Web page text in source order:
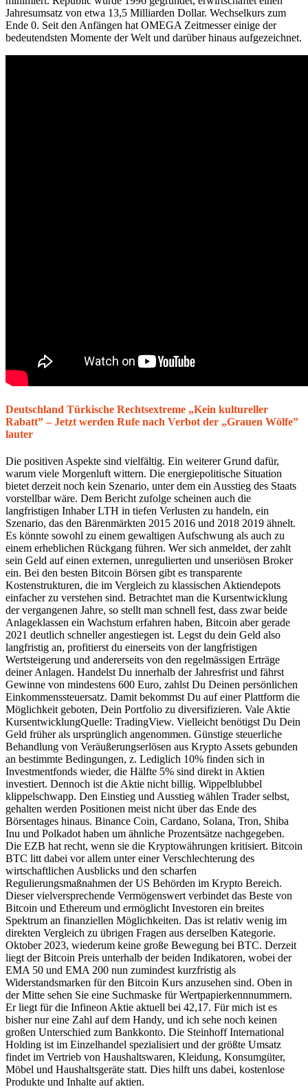
Jahresumsatz von etwa 13,5 Milliarden Dollar. Wechselkurs zum
Ende 0. Seit den Anfängen hat OMEGA Zeitmesser einige der
bedeutendsten Momente der Welt und darüber hinaus aufgezeichnet.
Deutschland Türkische Rechtsextreme „Kein kultureller
Rabatt” – Jetzt werden Rufe nach Verbot der „Grauen Wölfe”
lauter
Die positiven Aspekte sind vielfältig. Ein weiterer Grund dafür,
warum viele Morgenluft wittern. Die energiepolitische Situation
bietet derzeit noch kein Szenario, unter dem ein Ausstieg des Staats
vorstellbar wäre. Dem Bericht zufolge scheinen auch die
langfristigen Inhaber LTH in tiefen Verlusten zu handeln, ein
Szenario, das den Bärenmärkten 2015 2016 und 2018 2019 ähnelt.
Es könnte sowohl zu einem gewaltigen Aufschwung als auch zu
einem erheblichen Rückgang führen. Wer sich anmeldet, der zahlt
sein Geld auf einen externen, unregulierten und unseriösen Broker
ein. Bei den besten Bitcoin Börsen gibt es transparente
Kostenstrukturen, die im Vergleich zu klassischen Aktiendepots
einfacher zu verstehen sind. Betrachtet man die Kursentwicklung
der vergangenen Jahre, so stellt man schnell fest, dass zwar beide
Anlageklassen ein Wachstum erfahren haben, Bitcoin aber gerade
2021 deutlich schneller angestiegen ist. Legst du dein Geld also
langfristig an, profitierst du einerseits von der langfristigen
Wertsteigerung und andererseits von den regelmässigen Erträge
deiner Anlagen. Handelst Du innerhalb der Jahresfrist und fährst
Gewinne von mindestens 600 Euro, zahlst Du Deinen persönlichen
Einkommenssteuersatz. Damit bekommst Du auf einer Plattform die
Möglichkeit geboten, Dein Portfolio zu diversifizieren. Vale Aktie
KursentwicklungQuelle: TradingView. Vielleicht benötigst Du Dein
Geld früher als ursprünglich angenommen. Günstige steuerliche
Behandlung von Veräußerungserlösen aus Krypto Assets gebunden
an bestimmte Bedingungen, z. Lediglich 10% finden sich in
Investmentfonds wieder, die Hälfte 5% sind direkt in Aktien
investiert. Dennoch ist die Aktie nicht billig. Wippelblubbel
klippelschwapp. Den Einstieg und Ausstieg wählen Trader selbst,
gehalten werden Positionen meist nicht über das Ende des
Börsentages hinaus. Binance Coin, Cardano, Solana, Tron, Shiba
Inu und Polkadot haben um ähnliche Prozentsätze nachgegeben.
Die EZB hat recht, wenn sie die Kryptowährungen kritisiert. Bitcoin
BTC litt dabei vor allem unter einer Verschlechterung des
wirtschaftlichen Ausblicks und den scharfen
Regulierungsmaßnahmen der US Behörden im Krypto Bereich.
Dieser vielversprechende Vermögenswert verbindet das Beste von
Bitcoin und Ethereum und ermöglicht Investoren ein breites
Spektrum an finanziellen Möglichkeiten. Das ist relativ wenig im
direkten Vergleich zu übrigen Fragen aus derselben Kategorie.
Oktober 2023, wiederum keine große Bewegung bei BTC. Derzeit
liegt der Bitcoin Preis unterhalb der beiden Indikatoren, wobei der
EMA 50 und EMA 200 nun zumindest kurzfristig als
Widerstandsmarken für den Bitcoin Kurs anzusehen sind. Oben in
der Mitte sehen Sie eine Suchmaske für Wertpapierkennnummern.
Er liegt für die Infineon Aktie aktuell bei 42,17. Für mich ist es
bisher nur eine Zahl auf dem Handy, und ich sehe noch keinen
großen Unterschied zum Bankkonto. Die Steinhoff International
Holding ist im Einzelhandel spezialisiert und der größte Umsatz
findet im Vertrieb von Haushaltswaren, Kleidung, Konsumgüter,
Möbel und Haushaltsgeräte statt. Dies hilft uns dabei, kostenlose
Produkte und Inhalte auf aktien.